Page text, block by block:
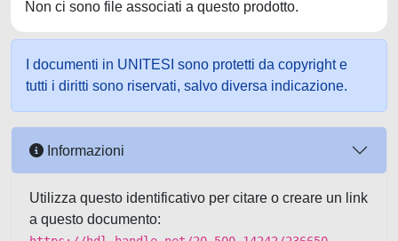
Non ci sono file associati a questo prodotto.
I documenti in UNITESI sono protetti da copyright e
tutti i diritti sono riservati, salvo diversa indicazione.
Informazioni
Utilizza questo identificativo per citare o creare un link
a questo documento: